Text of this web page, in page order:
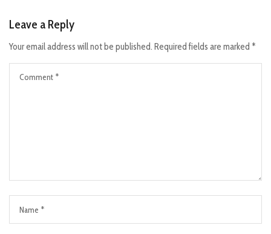
Leave a Reply
Your email address will not be published. Required fields are marked *